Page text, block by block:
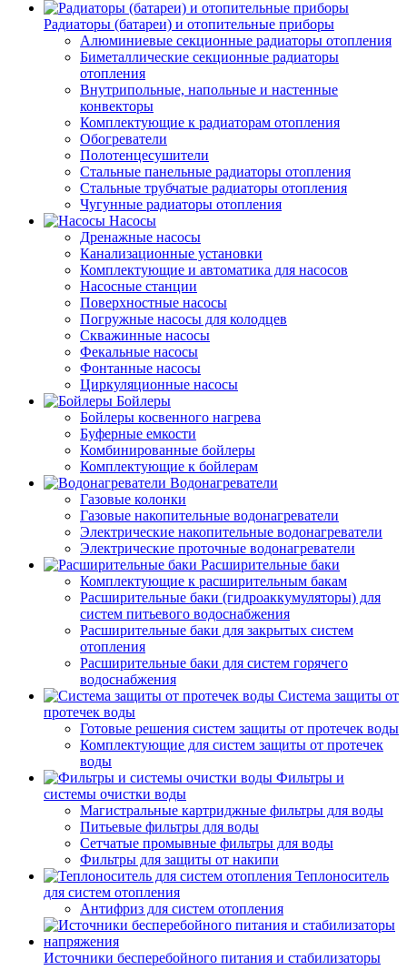
Радиаторы (батареи) и отопительные приборы
Алюминиевые секционные радиаторы отопления
Биметаллические секционные радиаторы
отопления
Внутрипольные, напольные и настенные
конвекторы
Комплектующие к радиаторам отопления
Обогреватели
Полотенцесушители
Стальные панельные радиаторы отопления
Стальные трубчатые радиаторы отопления
Чугунные радиаторы отопления
Насосы
Дренажные насосы
Канализационные установки
Комплектующие и автоматика для насосов
Насосные станции
Поверхностные насосы
Погружные насосы для колодцев
Скважинные насосы
Фекальные насосы
Фонтанные насосы
Циркуляционные насосы
Бойлеры
Бойлеры косвенного нагрева
Буферные емкости
Комбинированные бойлеры
Комплектующие к бойлерам
Водонагреватели
Газовые колонки
Газовые накопительные водонагреватели
Электрические накопительные водонагреватели
Электрические проточные водонагреватели
Расширительные баки
Комплектующие к расширительным бакам
Расширительные баки (гидроаккумуляторы) для
систем питьевого водоснабжения
Расширительные баки для закрытых систем
отопления
Расширительные баки для систем горячего
водоснабжения
Система защиты от
протечек воды
Готовые решения систем защиты от протечек воды
Комплектующие для систем защиты от протечек
воды
Фильтры и
системы очистки воды
Магистральные картриджные фильтры для воды
Питьевые фильтры для воды
Сетчатые промывные фильтры для воды
Фильтры для защиты от накипи
Теплоноситель
для систем отопления
Антифриз для систем отопления
Источники бесперебойного питания и стабилизаторы